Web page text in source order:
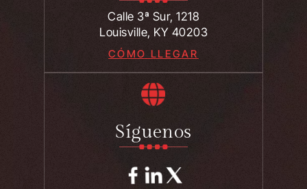
Calle 3ª Sur, 1218
Louisville, KY 40203
CÓMO LLEGAR
Síguenos